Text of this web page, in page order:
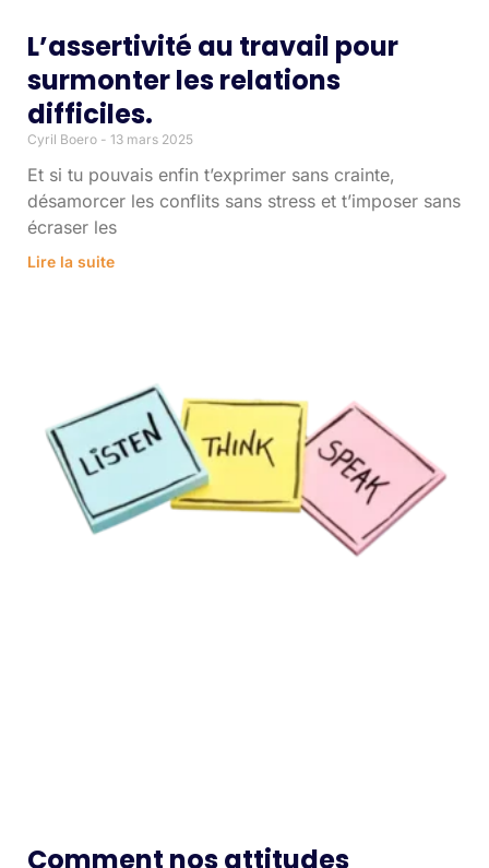
L’assertivité au travail pour
surmonter les relations
difficiles.
Cyril Boero 13 mars 2025
Et si tu pouvais enfin t’exprimer sans crainte,
désamorcer les conflits sans stress et t’imposer sans
écraser les
Lire la suite
Comment nos attitudes